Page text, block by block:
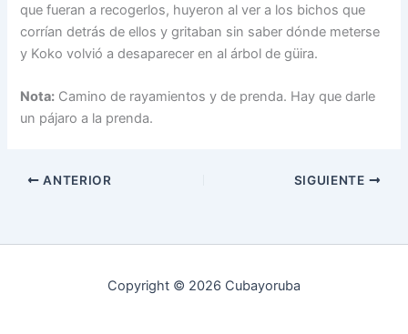
que fueran a recogerlos, huyeron al ver a los bichos que
corrían detrás de ellos y gritaban sin saber dónde meterse
y Koko volvió a desaparecer en al árbol de güira.
Nota: Camino de rayamientos y de prenda. Hay que darle
un pájaro a la prenda.
ANTERIOR SIGUIENTE
Copyright © 2026 Cubayoruba